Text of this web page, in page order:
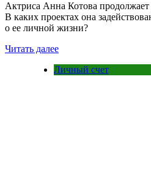
Актриса Анна Котова продолжает
В каких проектах она
о ее личной жизни?
Читать далее
Личный счет